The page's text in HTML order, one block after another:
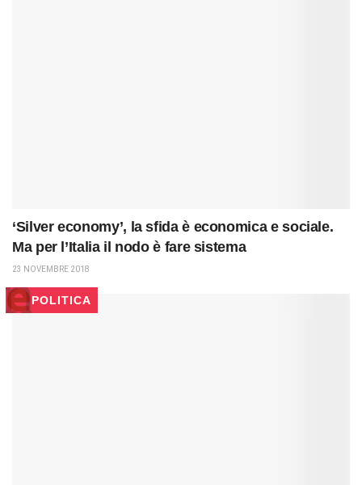
‘Silver economy’, la sfida è economica e sociale.
Ma per l’Italia il nodo è fare sistema
23 NOVEMBRE 2018
POLITICA